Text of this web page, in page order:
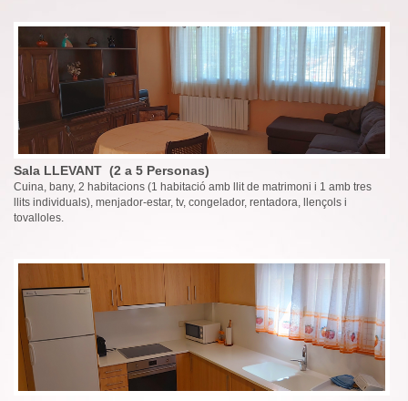
Sala LLEVANT (2 a 5 Personas)
Cuina, bany, 2 habitacions (1 habitació amb llit de matrimoni i 1 amb tres
llits individuals), menjador-estar, tv, congelador, rentadora, llençols i
tovalloles.